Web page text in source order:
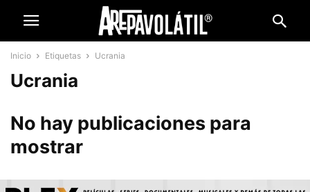
Inicio Etiquetas Ucrania
Ucrania
No hay publicaciones para
mostrar